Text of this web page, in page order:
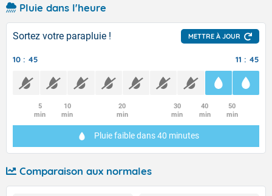
Pluie dans l'heure
Sortez votre parapluie ! METTRE À JOUR
10 : 45 11 : 45
5
min
10
min
20
min
30
min
40
min
50
min
Pluie faibledans 40 minutes
Comparaison aux normales